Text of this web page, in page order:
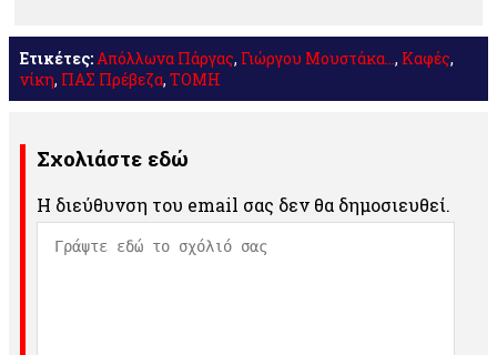
Ετικέτες:Απόλλωνα Πάργας, Γιώργου Μουστάκα..., Καφές,
νίκη, ΠΑΣ Πρέβεζα, ΤΟΜΗ
Σχολιάστε εδώ
Η διεύθυνση του email σας δεν θα δημοσιευθεί.